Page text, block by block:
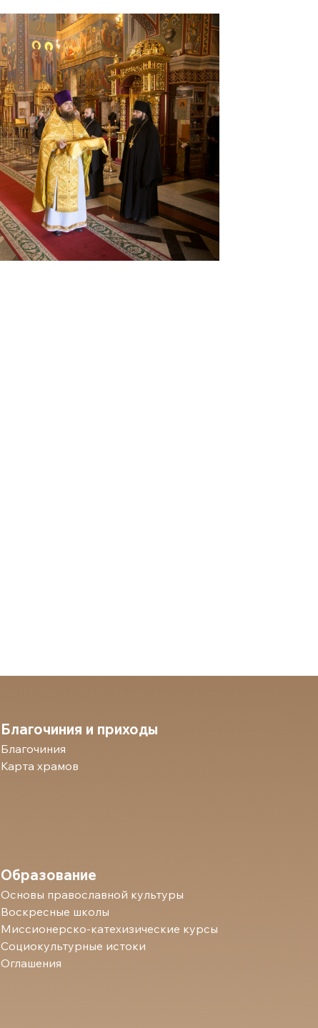
Благочиния и приходы
Благочиния
Карта храмов
Образование
Основы православной культуры
Воскресные школы
Миссионерско-катехизические курсы
Социокультурные истоки
Оглашения